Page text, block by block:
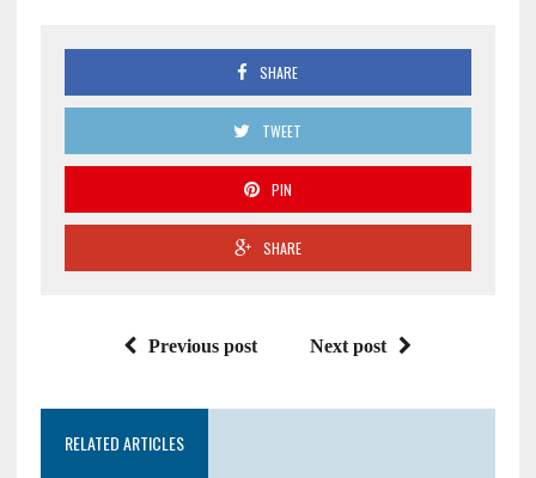
SHARE
TWEET
PIN
SHARE
Previous post Next post
RELATED ARTICLES